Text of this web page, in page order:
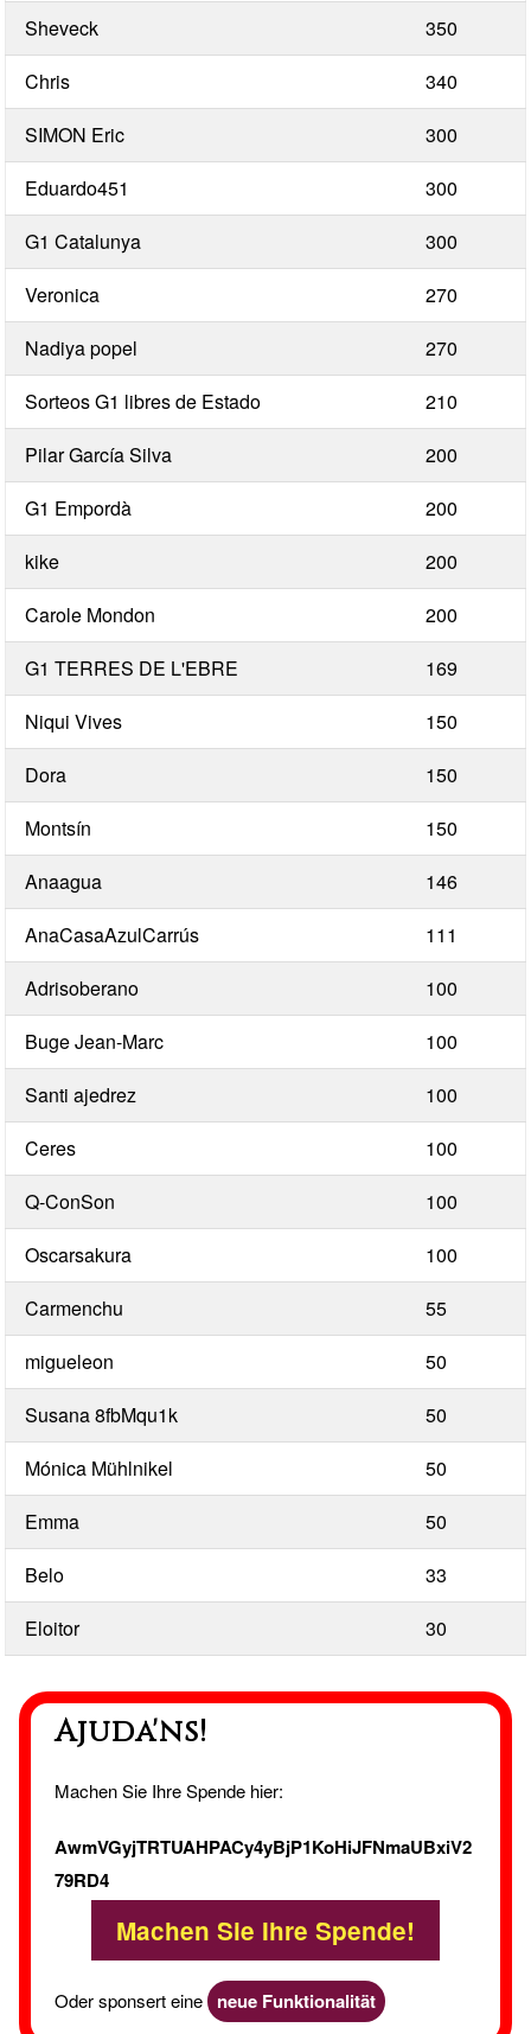
Sheveck
350
Chris
340
SIMON Eric
300
Eduardo451
300
G1 Catalunya
300
Veronica
270
Nadiya popel
270
Sorteos G1 libres de Estado
210
Pilar García Silva
200
G1 Empordà
200
kike
200
Carole Mondon
200
G1 TERRES DE L'EBRE
169
Niqui Vives
150
Dora
150
Montsín
150
Anaagua
146
AnaCasaAzulCarrús
111
Adrisoberano
100
Buge Jean-Marc
100
Santi ajedrez
100
Ceres
100
Q-ConSon
100
Oscarsakura
100
Carmenchu
55
migueleon
50
Susana 8fbMqu1k
50
Mónica Mühlnikel
50
Emma
50
Belo
33
Eloitor
30
Ajuda'ns!
Machen Sie Ihre Spende hier:
AwmVGyjTRTUAHPACy4yBjP1KoHiJFNmaUBxiV2
79RD4
Machen Sie Ihre Spende!
Oder sponsert eine neue Funktionalität